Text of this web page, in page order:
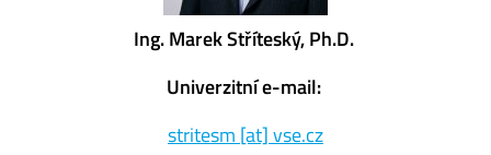
Ing. Marek Stříteský, Ph.D.
Univerzitní e-mail:
stritesm [at] vse.cz